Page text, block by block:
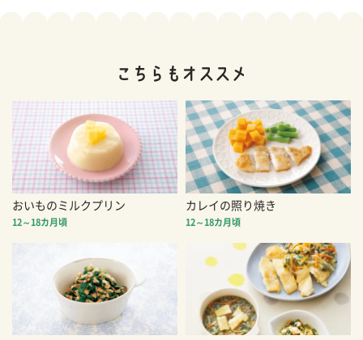
おいものミルクプリン
12～18カ月頃
カレイの照り焼き
12～18カ月頃